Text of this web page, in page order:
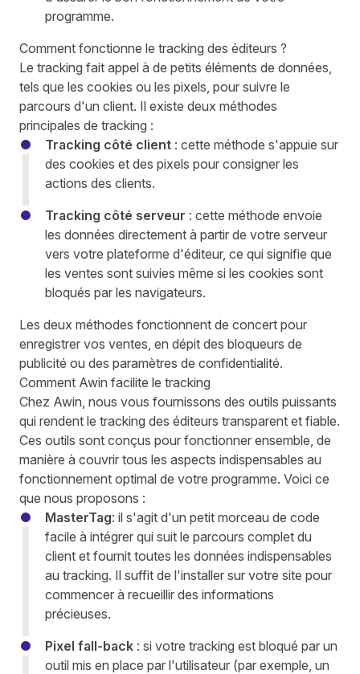
programme.
Comment fonctionne le tracking des éditeurs ?
Le tracking fait appel à de petits éléments de données,
tels que les cookies ou les pixels, pour suivre le
parcours d'un client. Il existe deux méthodes
principales de tracking :
Tracking côté client : cette méthode s'appuie sur
des cookies et des pixels pour consigner les
actions des clients.
Tracking côté serveur : cette méthode envoie
les données directement à partir de votre serveur
vers votre plateforme d'éditeur, ce qui signifie que
les ventes sont suivies même si les cookies sont
bloqués par les navigateurs.
Les deux méthodes fonctionnent de concert pour
enregistrer vos ventes, en dépit des bloqueurs de
publicité ou des paramètres de confidentialité.
Comment Awin facilite le tracking
Chez Awin, nous vous fournissons des outils puissants
qui rendent le tracking des éditeurs transparent et fiable.
Ces outils sont conçus pour fonctionner ensemble, de
manière à couvrir tous les aspects indispensables au
fonctionnement optimal de votre programme. Voici ce
que nous proposons :
MasterTag: il s'agit d'un petit morceau de code
facile à intégrer qui suit le parcours complet du
client et fournit toutes les données indispensables
au tracking. Il suffit de l'installer sur votre site pour
commencer à recueillir des informations
précieuses.
Pixel fall-back : si votre tracking est bloqué par un
outil mis en place par l'utilisateur (par exemple, un